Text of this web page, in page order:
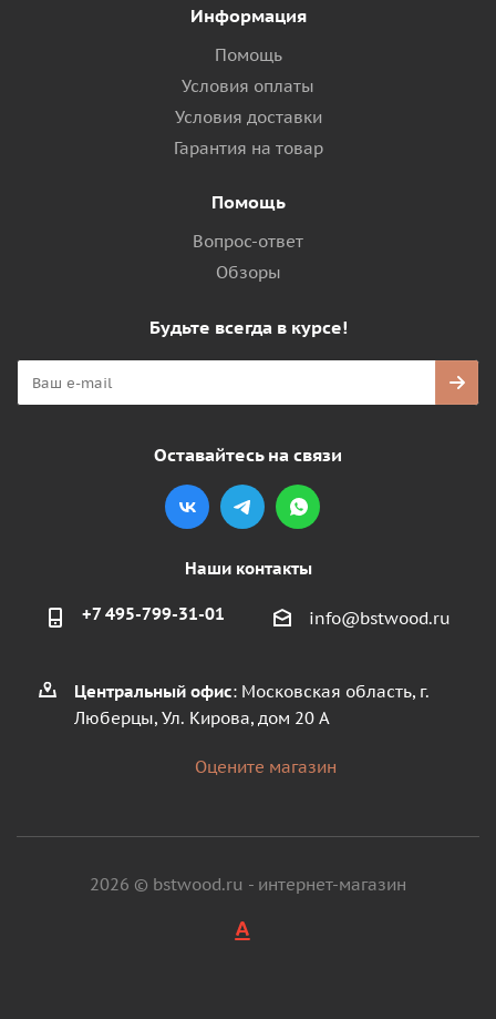
Информация
Помощь
Условия оплаты
Условия доставки
Гарантия на товар
Помощь
Вопрос-ответ
Обзоры
Будьте всегда в курсе!
Оставайтесь на связи
Наши контакты
+7 495-799-31-01 info@bstwood.ru
Центральный офис: Московская область, г.
Люберцы, Ул. Кирова, дом 20 А
Оцените магазин
2026 © bstwood.ru - интернет-магазин